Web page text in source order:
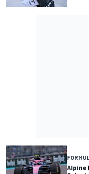
Alpine